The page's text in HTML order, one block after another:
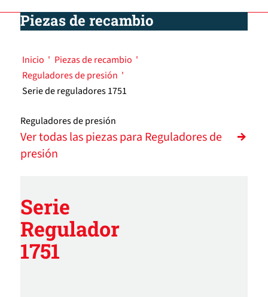
Piezas de recambio
Inicio ' Piezas de recambio '
Reguladores de presión '
Serie de reguladores 1751
Reguladores de presión
Ver todas las piezas para Reguladores de
presión
Serie
Regulador
1751